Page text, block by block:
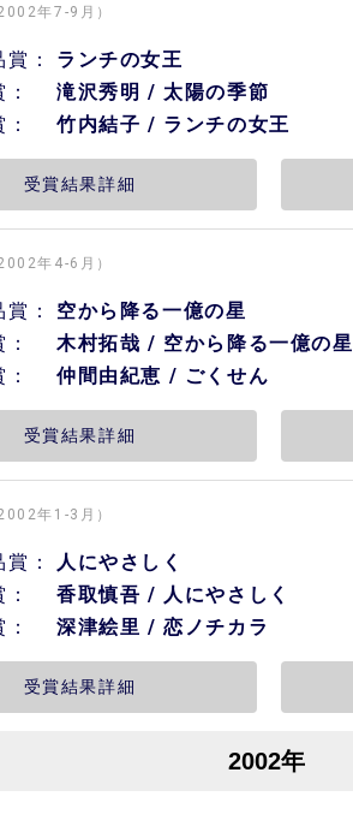
2002年7-9月）
：
ランチの女王
滝沢秀明 / 太陽の季節
竹内結子 / ランチの女王
受賞結果詳細
2002年4-6月）
：
空から降る一億の星
木村拓哉 / 空から降る一億の星
仲間由紀恵 / ごくせん
受賞結果詳細
2002年1-3月）
：
人にやさしく
香取慎吾 / 人にやさしく
深津絵里 / 恋ノチカラ
受賞結果詳細